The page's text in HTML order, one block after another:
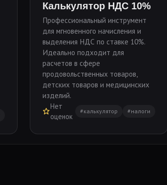
Калькулятор НДС 10%
Профессиональный инструмент
для мгновенного начисления и
выделения НДС по ставке 10%.
Идеально подходит для
расчетов в сфере
продовольственных товаров,
детских товаров и медицинских
изделий.
Нет
оценок
#калькулятор #налоги